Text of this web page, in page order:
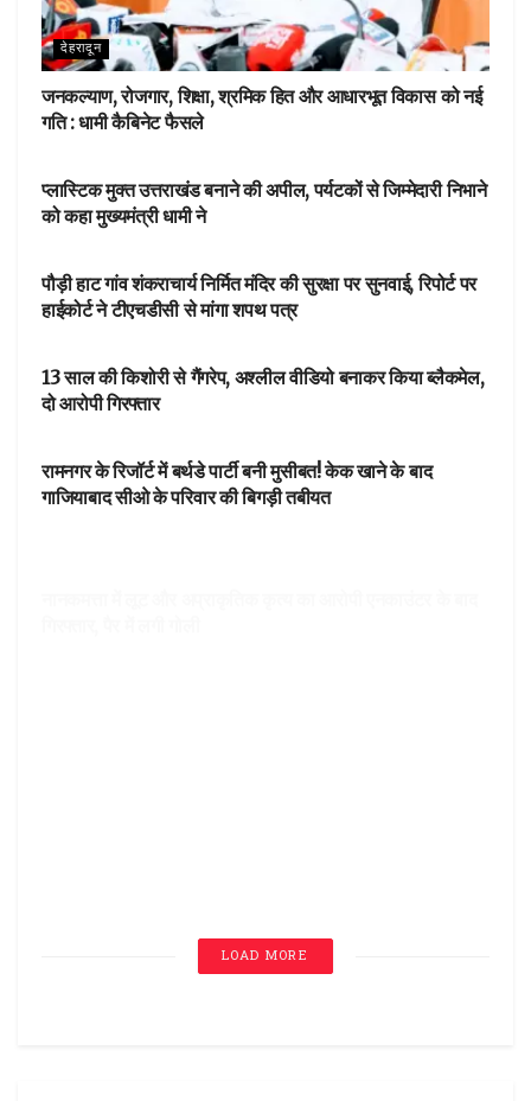
देहरादून
जनकल्याण, रोजगार, शिक्षा, श्रमिक हित और आधारभूत विकास को नई
गति : धामी कैबिनेट फैसले
प्लास्टिक मुक्त उत्तराखंड बनाने की अपील, पर्यटकों से जिम्मेदारी निभाने
को कहा मुख्यमंत्री धामी ने
पौड़ी हाट गांव शंकराचार्य निर्मित मंदिर की सुरक्षा पर सुनवाई, रिपोर्ट पर
हाईकोर्ट ने टीएचडीसी से मांगा शपथ पत्र
13 साल की किशोरी से गैंगरेप, अश्लील वीडियो बनाकर किया ब्लैकमेल,
दो आरोपी गिरफ्तार
रामनगर के रिजॉर्ट में बर्थडे पार्टी बनी मुसीबत! केक खाने के बाद
गाजियाबाद सीओ के परिवार की बिगड़ी तबीयत
LOAD MORE